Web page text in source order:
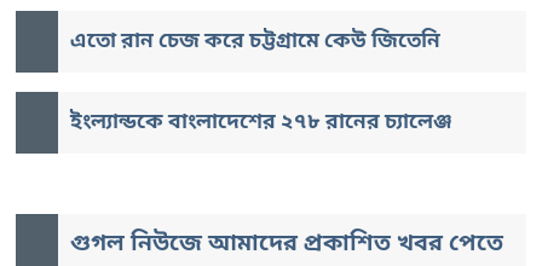
এতো রান চেজ করে চট্টগ্রামে কেউ জিতেনি
ইংল্যান্ডকে বাংলাদেশের ২৭৮ রানের চ্যালেঞ্জ
গুগল নিউজে আমাদের প্রকাশিত খবর পেতে